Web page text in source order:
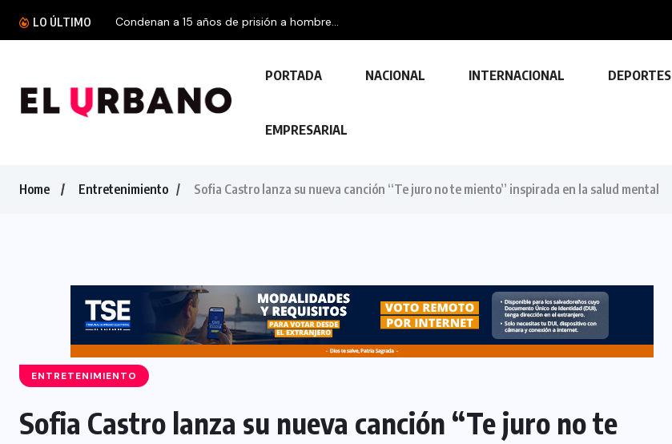
LO ÚLTIMO Condenan a 15 años de prisión a hombre...
PORTADA NACIONAL INTERNACIONAL DEPORTES
EMPRESARIAL
Home Entretenimiento Sofia Castro lanza su nueva canción “Te juro no te miento” inspirada en la salud mental
ENTRETENIMIENTO
Sofia Castro lanza su nueva canción “Te juro no te
NACIONAL
TECNOLOGÍA
23 FEBRERO, 2024